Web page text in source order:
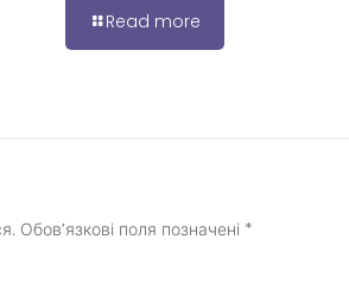
Read more
Обов’язкові поля позначені *